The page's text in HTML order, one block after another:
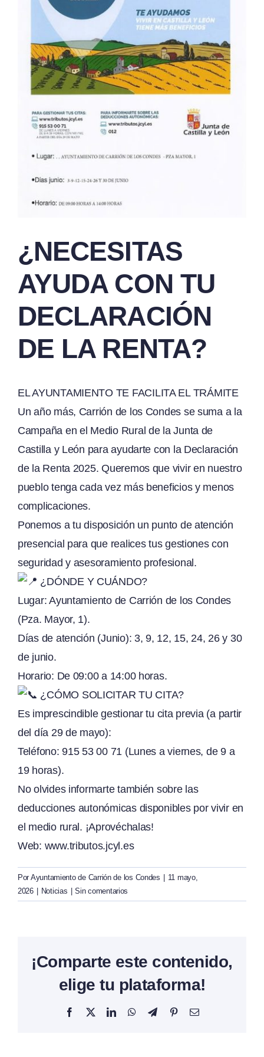
¿NECESITAS
AYUDA CON TU
DECLARACIÓN
DE LA RENTA?
EL AYUNTAMIENTO TE FACILITA EL TRÁMITE
Un año más, Carrión de los Condes se suma a la
Campaña en el Medio Rural de la Junta de
Castilla y León para ayudarte con la Declaración
de la Renta 2025. Queremos que vivir en nuestro
pueblo tenga cada vez más beneficios y menos
complicaciones.
Ponemos a tu disposición un punto de atención
presencial para que realices tus gestiones con
seguridad y asesoramiento profesional.
¿DÓNDE Y CUÁNDO?
Lugar: Ayuntamiento de Carrión de los Condes
(Pza. Mayor, 1).
Días de atención (Junio): 3, 9, 12, 15, 24, 26 y 30
de junio.
Horario: De 09:00 a 14:00 horas.
¿CÓMO SOLICITAR TU CITA?
Es imprescindible gestionar tu cita previa (a partir
del día 29 de mayo):
Teléfono: 915 53 00 71 (Lunes a viernes, de 9 a
19 horas).
No olvides informarte también sobre las
deducciones autonómicas disponibles por vivir en
el medio rural. ¡Aprovéchalas!
Web: www.tributos.jcyl.es
Por Ayuntamiento de Carrión de los Condes
11 mayo,
2026
Noticias Sin comentarios
¡Comparte este contenido,
elige tu plataforma!
Facebook
X LinkedInWhatsAppTelegramPinterestCorreo